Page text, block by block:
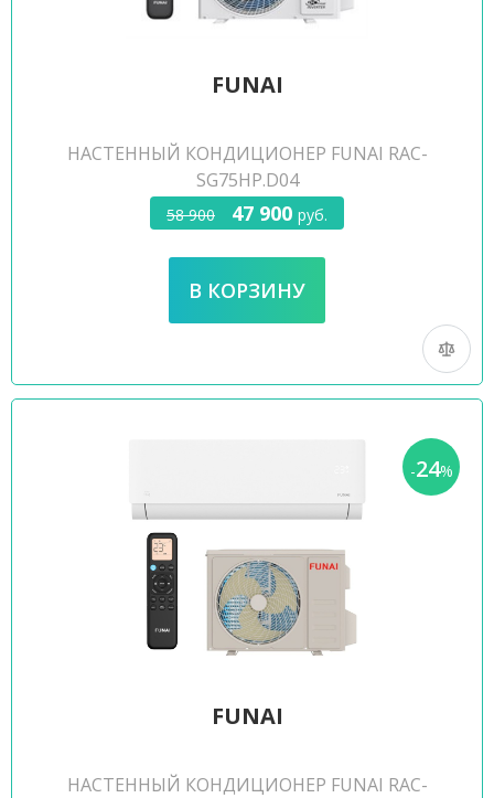
FUNAI
НАСТЕННЫЙ КОНДИЦИОНЕР FUNAI RAC-
SG75HP.D04
58 900 47 900 руб.
-24%
FUNAI
НАСТЕННЫЙ КОНДИЦИОНЕР FUNAI RAC-